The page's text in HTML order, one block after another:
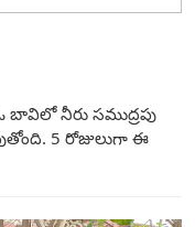
నీరు సముద్రపు
5 రోజులుగా ఈ